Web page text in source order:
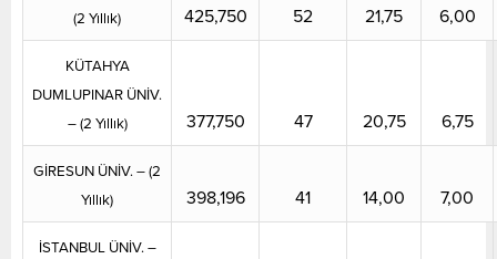
(2 Yıllık)
425,750 52 21,75 6,00
KÜTAHYA
DUMLUPINAR ÜNİV.
– (2 Yıllık)
377,750 47 20,75 6,75
GİRESUN ÜNİV. – (2
Yıllık)
398,196 41 14,00 7,00
İSTANBUL ÜNİV. –